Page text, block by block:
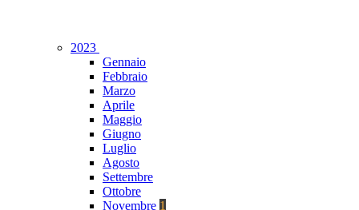
2023
Gennaio
Febbraio
Marzo
Aprile
Maggio
Giugno
Luglio
Agosto
Settembre
Ottobre
Novembre 1